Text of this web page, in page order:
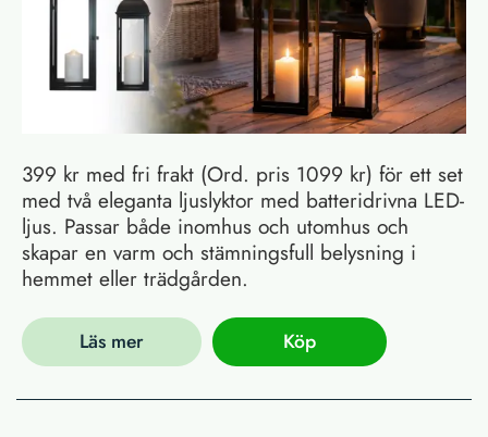
399 kr med fri frakt (Ord. pris 1099 kr) för ett set
med två eleganta ljuslyktor med batteridrivna LED-
ljus. Passar både inomhus och utomhus och
skapar en varm och stämningsfull belysning i
hemmet eller trädgården.
Läs mer Köp